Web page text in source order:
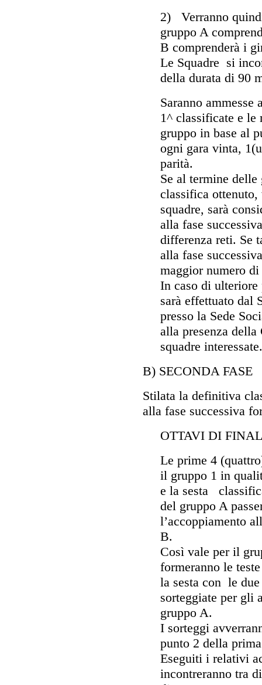
2) Verranno
gruppo A
B comprenderà i
Le Squadre si
della durata di 90
Saranno ammesse
1^ classificate e
gruppo in base al
ogni gara vinta,
parità.
Se al termine
classifica
squadre, sarà
alla fase
differenza reti. Se
alla fase
maggior numero
In caso di ulteriore
sarà effettuato dal
presso la Sede
alla presenza
squadre interessate.
B) SECONDA FASE
Stilata la definitiva
alla fase successiva
OTTAVI DI
Le prime 4
il gruppo 1 in
e la sesta
del gruppo A
l’accoppiamento
B.
Così vale per il
formeranno le
la sesta con le
sorteggiate per gli
gruppo A.
I sorteggi
punto 2 della
Eseguiti i relativi
incontreranno tra